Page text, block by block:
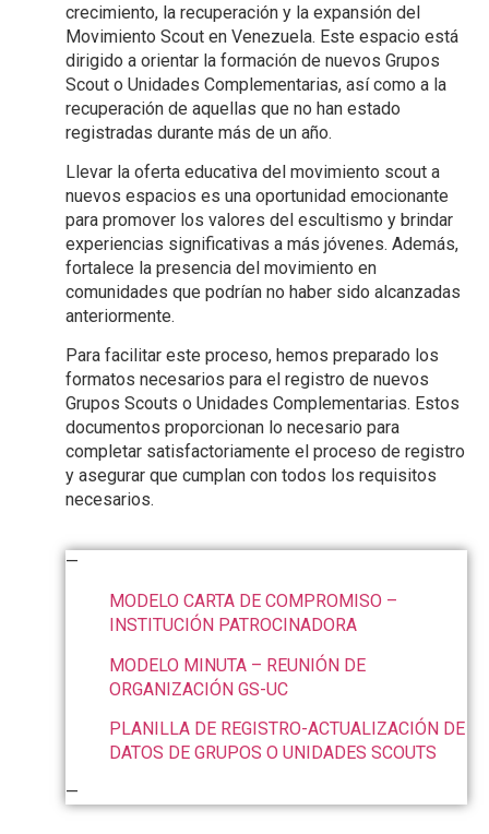
crecimiento, la recuperación y la expansión del
Movimiento Scout en Venezuela. Este espacio está
dirigido a orientar la formación de nuevos Grupos
Scout o Unidades Complementarias, así como a la
recuperación de aquellas que no han estado
registradas durante más de un año.
Llevar la oferta educativa del movimiento scout a
nuevos espacios es una oportunidad emocionante
para promover los valores del escultismo y brindar
experiencias significativas a más jóvenes. Además,
fortalece la presencia del movimiento en
comunidades que podrían no haber sido alcanzadas
anteriormente.
Para facilitar este proceso, hemos preparado los
formatos necesarios para el registro de nuevos
Grupos Scouts o Unidades Complementarias. Estos
documentos proporcionan lo necesario para
completar satisfactoriamente el proceso de registro
y asegurar que cumplan con todos los requisitos
necesarios.
—
MODELO CARTA DE COMPROMISO –
INSTITUCIÓN PATROCINADORA
MODELO MINUTA – REUNIÓN DE
ORGANIZACIÓN GS-UC
PLANILLA DE REGISTRO-ACTUALIZACIÓN DE
DATOS DE GRUPOS O UNIDADES SCOUTS
—